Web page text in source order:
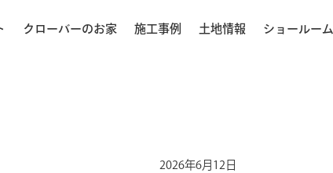
クローバーのお家 施工事例 土地情報 ショールーム
2026年6月12日